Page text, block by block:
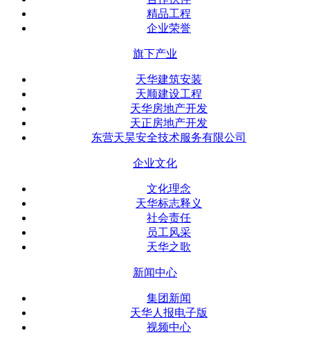
精品工程
企业荣誉
旗下产业
天华建筑安装
天顺建设工程
天华房地产开发
天正房地产开发
东营天昊安全技术服务有限公司
企业文化
文化理念
天华标志释义
社会责任
员工风采
天华之歌
新闻中心
集团新闻
天华人报电子版
视频中心